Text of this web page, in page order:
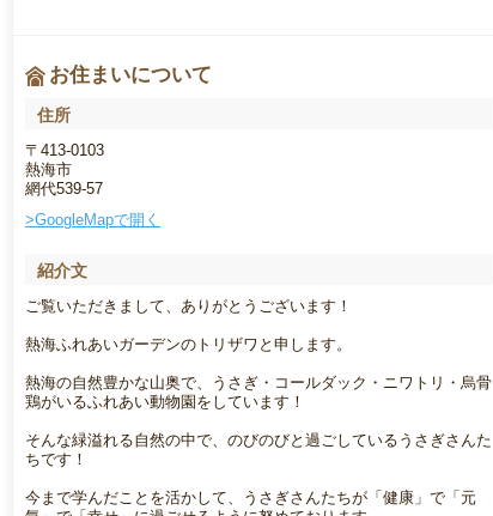
お住まいについて
住所
〒413-0103
熱海市
網代539-57
>GoogleMapで開く
紹介文
ご覧いただきまして、ありがとうございます！
熱海ふれあいガーデンのトリザワと申します。
熱海の自然豊かな山奥で、うさぎ・コールダック・ニワトリ・烏骨
鶏がいるふれあい動物園をしています！
そんな緑溢れる自然の中で、のびのびと過ごしているうさぎさんた
ちです！
今まで学んだことを活かして、うさぎさんたちが「健康」で「元